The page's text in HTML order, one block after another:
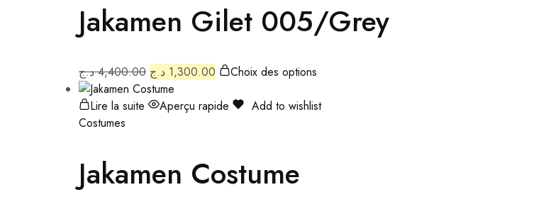
Jakamen Gilet 005/Grey
4,400.00 د.ج 1,300.00 د.ج Choix des options
Lire la suite Aperçu rapide
Add to wishlist
Costumes
Jakamen Costume